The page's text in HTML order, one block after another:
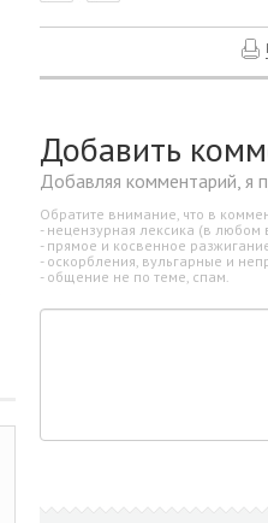
Добавить
Добавляя комментарий, я
Обратите внимание, что в
- нецензурная лексика (в любом
- прямое и косвенное
- оскорбления, вульгарные и
- общение не по теме, спам.